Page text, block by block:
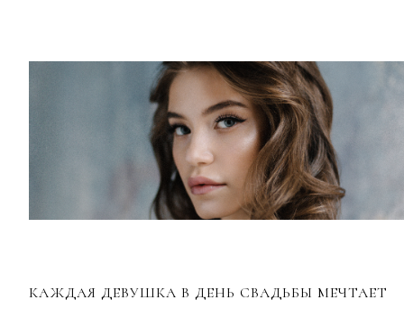
КАЖДАЯ ДЕВУШКА В ДЕНЬ СВАДЬБЫ МЕЧТАЕТ